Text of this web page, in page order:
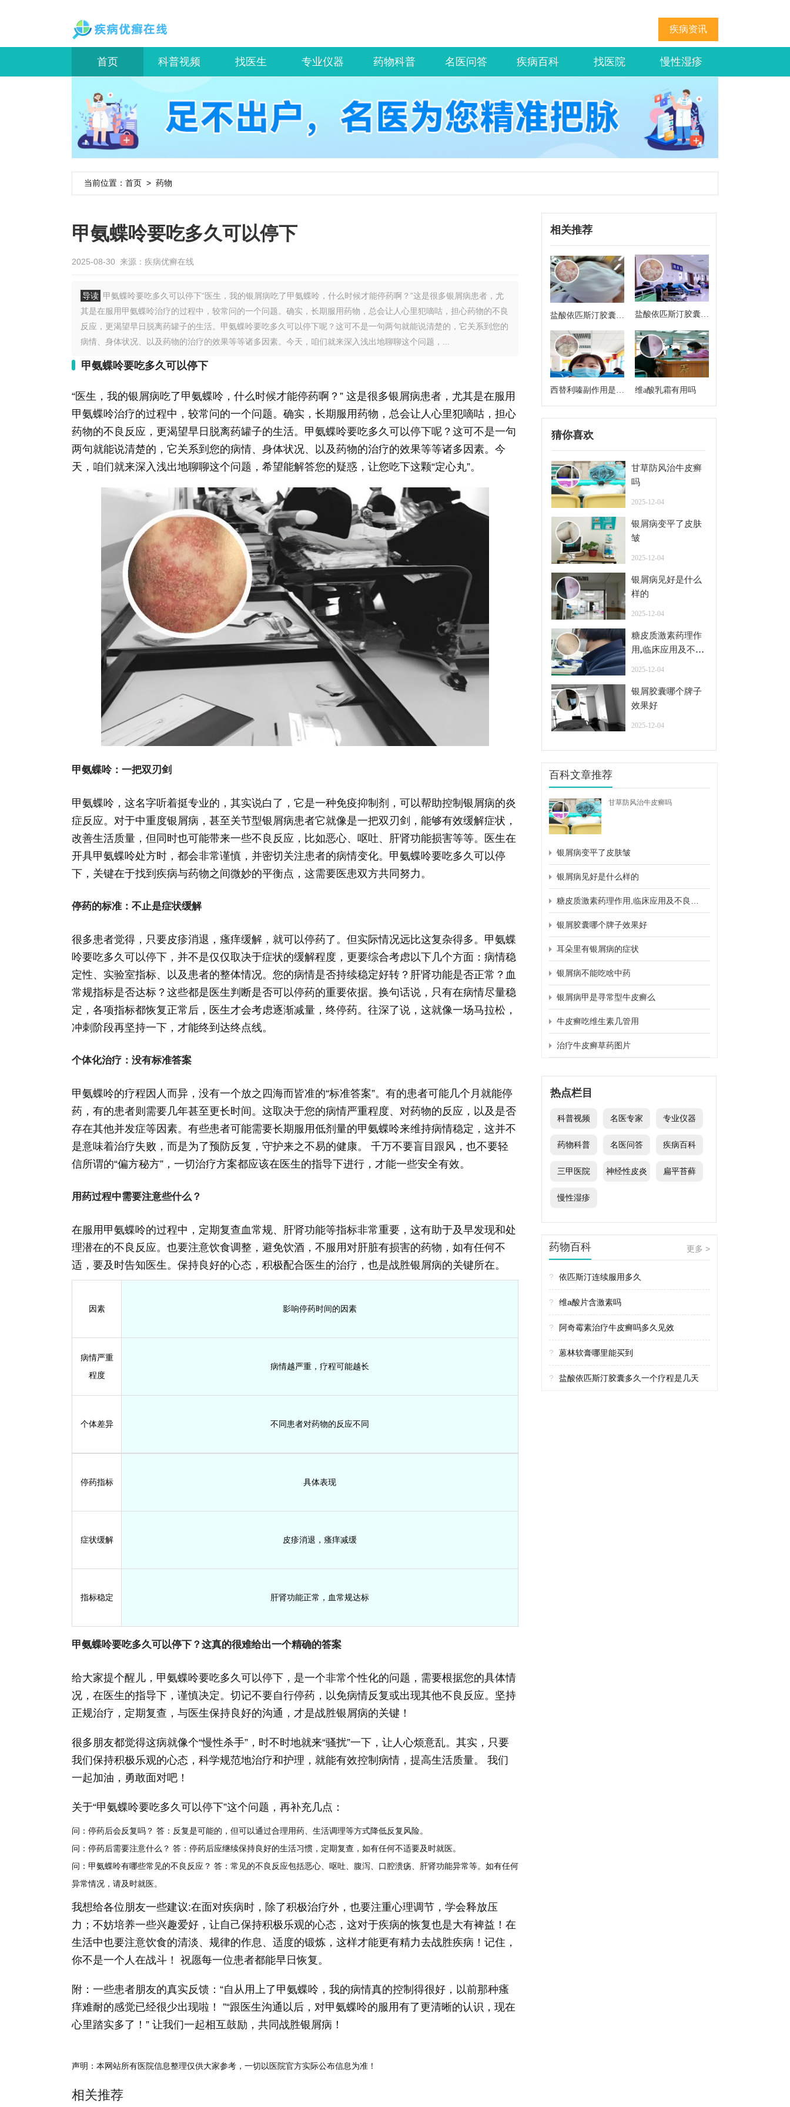
疾病资讯
首页 科普视频 找医生 专业仪器 药物科普 名医问答 疾病百科 找医院 慢性湿疹
当前位置： 首页 > 药物
甲氨蝶呤要吃多久可以停下
2025-08-30 来源： 疾病优癣在线
导读 甲氨蝶呤要吃多久可以停下“医生，我的银屑病吃了甲氨蝶呤，什么时候才能停药啊？”这是很多银屑病患者，尤
其是在服用甲氨蝶呤治疗的过程中，较常问的一个问题。确实，长期服用药物，总会让人心里犯嘀咕，担心药物的不良
反应，更渴望早日脱离药罐子的生活。甲氨蝶呤要吃多久可以停下呢？这可不是一句两句就能说清楚的，它关系到您的
病情、身体状况、以及药物的治疗的效果等等诸多因素。今天，咱们就来深入浅出地聊聊这个问题，...
甲氨蝶呤要吃多久可以停下
“医生，我的银屑病吃了甲氨蝶呤，什么时候才能停药啊？” 这是很多银屑病患者，尤其是在服用
甲氨蝶呤治疗的过程中，较常问的一个问题。确实，长期服用药物，总会让人心里犯嘀咕，担心
药物的不良反应，更渴望早日脱离药罐子的生活。甲氨蝶呤要吃多久可以停下呢？这可不是一句
两句就能说清楚的，它关系到您的病情、身体状况、以及药物的治疗的效果等等诸多因素。今
天，咱们就来深入浅出地聊聊这个问题，希望能解答您的疑惑，让您吃下这颗“定心丸”。
甲氨蝶呤：一把双刃剑
甲氨蝶呤，这名字听着挺专业的，其实说白了，它是一种免疫抑制剂，可以帮助控制银屑病的炎
症反应。对于中重度银屑病，甚至关节型银屑病患者它就像是一把双刃剑，能够有效缓解症状，
改善生活质量，但同时也可能带来一些不良反应，比如恶心、呕吐、肝肾功能损害等等。医生在
开具甲氨蝶呤处方时，都会非常谨慎，并密切关注患者的病情变化。甲氨蝶呤要吃多久可以停
下，关键在于找到疾病与药物之间微妙的平衡点，这需要医患双方共同努力。
停药的标准：不止是症状缓解
很多患者觉得，只要皮疹消退，瘙痒缓解，就可以停药了。但实际情况远比这复杂得多。甲氨蝶
呤要吃多久可以停下，并不是仅仅取决于症状的缓解程度，更要综合考虑以下几个方面：病情稳
定性、实验室指标、以及患者的整体情况。您的病情是否持续稳定好转？肝肾功能是否正常？血
常规指标是否达标？这些都是医生判断是否可以停药的重要依据。换句话说，只有在病情尽量稳
定，各项指标都恢复正常后，医生才会考虑逐渐减量，终停药。往深了说，这就像一场马拉松，
冲刺阶段再坚持一下，才能终到达终点线。
个体化治疗：没有标准答案
甲氨蝶呤的疗程因人而异，没有一个放之四海而皆准的“标准答案”。有的患者可能几个月就能停
药，有的患者则需要几年甚至更长时间。这取决于您的病情严重程度、对药物的反应，以及是否
存在其他并发症等因素。有些患者可能需要长期服用低剂量的甲氨蝶呤来维持病情稳定，这并不
是意味着治疗失败，而是为了预防反复，守护来之不易的健康。 千万不要盲目跟风，也不要轻
信所谓的“偏方秘方”，一切治疗方案都应该在医生的指导下进行，才能一些安全有效。
用药过程中需要注意些什么？
在服用甲氨蝶呤的过程中，定期复查血常规、肝肾功能等指标非常重要，这有助于及早发现和处
理潜在的不良反应。也要注意饮食调整，避免饮酒，不服用对肝脏有损害的药物，如有任何不
适，要及时告知医生。保持良好的心态，积极配合医生的治疗，也是战胜银屑病的关键所在。
因素 影响停药时间的因素
病情严重
程度
病情越严重，疗程可能越长
个体差异 不同患者对药物的反应不同
停药指标 具体表现
症状缓解 皮疹消退，瘙痒减缓
指标稳定 肝肾功能正常，血常规达标
甲氨蝶呤要吃多久可以停下？这真的很难给出一个精确的答案
给大家提个醒儿，甲氨蝶呤要吃多久可以停下，是一个非常个性化的问题，需要根据您的具体情
况，在医生的指导下，谨慎决定。切记不要自行停药，以免病情反复或出现其他不良反应。坚持
正规治疗，定期复查，与医生保持良好的沟通，才是战胜银屑病的关键！
很多朋友都觉得这病就像个“慢性杀手”，时不时地就来“骚扰”一下，让人心烦意乱。其实，只要
我们保持积极乐观的心态，科学规范地治疗和护理，就能有效控制病情，提高生活质量。 我们
一起加油，勇敢面对吧！
关于“甲氨蝶呤要吃多久可以停下”这个问题，再补充几点：
问：停药后会反复吗？ 答：反复是可能的，但可以通过合理用药、生活调理等方式降低反复风险。
问：停药后需要注意什么？ 答：停药后应继续保持良好的生活习惯，定期复查，如有任何不适要及时就医。
问：甲氨蝶呤有哪些常见的不良反应？ 答：常见的不良反应包括恶心、呕吐、腹泻、口腔溃疡、肝肾功能异常等。如有任何
异常情况，请及时就医。
我想给各位朋友一些建议:在面对疾病时，除了积极治疗外，也要注重心理调节，学会释放压
力；不妨培养一些兴趣爱好，让自己保持积极乐观的心态，这对于疾病的恢复也是大有裨益！在
生活中也要注意饮食的清淡、规律的作息、适度的锻炼，这样才能更有精力去战胜疾病！记住，
你不是一个人在战斗！ 祝愿每一位患者都能早日恢复。
附：一些患者朋友的真实反馈：“自从用上了甲氨蝶呤，我的病情真的控制得很好，以前那种瘙
痒难耐的感觉已经很少出现啦！ ”“跟医生沟通以后，对甲氨蝶呤的服用有了更清晰的认识，现在
心里踏实多了！” 让我们一起相互鼓励，共同战胜银屑病！
声明：本网站所有医院信息整理仅供大家参考，一切以医院官方实际公布信息为准！
相关推荐
相关推荐
盐酸依匹斯汀胶囊多
久一个疗程是几天
盐酸依匹斯汀胶囊来
西替利嗪副作用是什
么
维a酸乳霜有用吗
猜你喜欢
甘草防风治牛皮癣
吗
2025-12-04
银屑病变平了皮肤
皱
2025-12-04
银屑病见好是什么
样的
2025-12-04
糖皮质激素药理作
用,临床应用及不良
2025-12-04
银屑胶囊哪个牌子
效果好
2025-12-04
百科文章推荐
甘草防风治牛皮癣吗
银屑病变平了皮肤皱
银屑病见好是什么样的
银屑胶囊哪个牌子效果好
耳朵里有银屑病的症状
银屑病不能吃啥中药
银屑病甲是寻常型牛皮癣么
牛皮癣吃维生素几管用
治疗牛皮癣草药图片
热点栏目
科普视频 名医专家 专业仪器
药物科普 名医问答 疾病百科
三甲医院 神经性皮炎 扁平苔藓
慢性湿疹
药物百科 更多 >
? 依匹斯汀连续服用多久
? 维a酸片含激素吗
? 阿奇霉素治疗牛皮癣吗多久见效
? 蒽林软膏哪里能买到
? 盐酸依匹斯汀胶囊多久一个疗程是几天